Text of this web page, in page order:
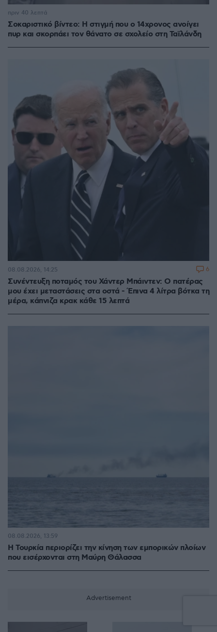
Σοκαριστικό βίντεο: Η στιγμή που ο 14χρονος ανοίγει
πυρ και σκορπάει τον θάνατο σε σχολείο στη Ταϊλάνδη
πριν 40 λεπτά
Συνέντευξη ποταμός του Χάντερ Μπάιντεν: Ο πατέρας
μου έχει μεταστάσεις στα οστά - Έπινα 4 λίτρα βότκα τη
μέρα, κάπνιζα κρακ κάθε 15 λεπτά
08.08.2026, 14:25 6
Η Τουρκία περιορίζει την κίνηση των εμπορικών πλοίων
που εισέρχονται στη Μαύρη Θάλασσα
08.08.2026, 13:59